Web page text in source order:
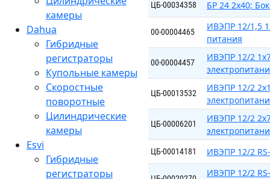
камеры
Dahua
Гибридные
регистраторы
Купольные камеры
Скоростные
поворотные
Цилиндрические
камеры
Esvi
Гибридные
регистраторы
ЦБ-00034358 БР 24 2x40;
00-00004465
ИВЭПР 12/1,5
питания
00-00004457
ИВЭПР 12/2
ЦБ-00013532
ИВЭПР 12/2
ЦБ-00006201
ИВЭПР 12/2
ЦБ-00014181 ИВЭПР 12/2
ИВЭПР 12/2